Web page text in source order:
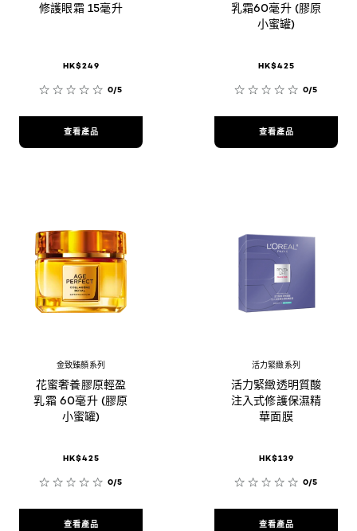
修護眼霜 15毫升
HK$249
0/5
查看產品
乳霜60毫升 (膠原
小蜜罐)
HK$425
0/5
查看產品
金致臻顏系列
花蜜奢養膠原輕盈
乳霜 60毫升 (膠原
小蜜罐)
HK$425
0/5
查看產品
活力緊緻系列
活力緊緻透明質酸
注入式修護保濕精
華面膜
HK$139
0/5
查看產品